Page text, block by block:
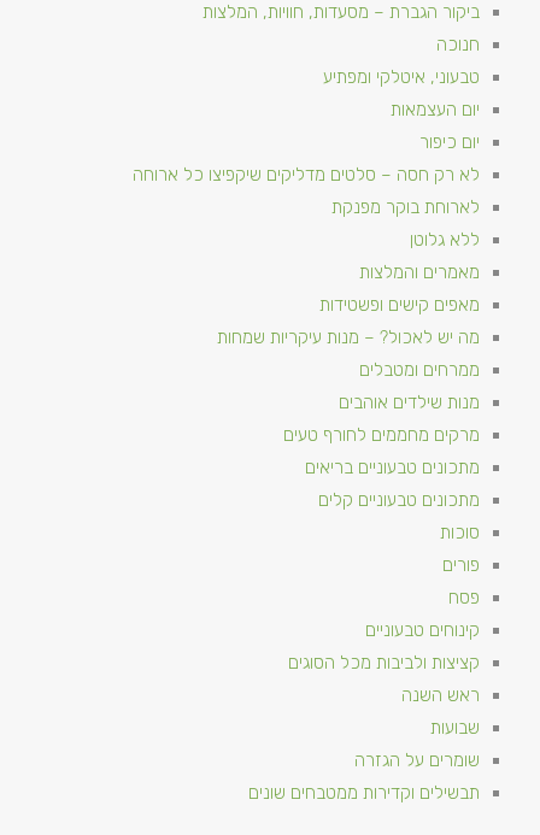
ביקור הגברת – מסעדות, חוויות, המלצות
חנוכה
טבעוני, איטלקי ומפתיע
יום העצמאות
יום כיפור
לא רק חסה – סלטים מדליקים שיקפיצו כל ארוחה
לארוחת בוקר מפנקת
ללא גלוטן
מאמרים והמלצות
מאפים קישים ופשטידות
מה יש לאכול? – מנות עיקריות שמחות
ממרחים ומטבלים
מנות שילדים אוהבים
מרקים מחממים לחורף טעים
מתכונים טבעוניים​ בריאים
מתכונים טבעוניים קלים
סוכות
פורים
פסח
קינוחים טבעוניים
קציצות ולביבות מכל הסוגים
ראש השנה
שבועות
שומרים על הגזרה
תבשילים וקדירות ממטבחים שונים